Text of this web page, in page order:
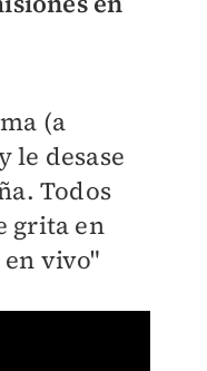
(a
le desase
Todos
grita en
vivo"